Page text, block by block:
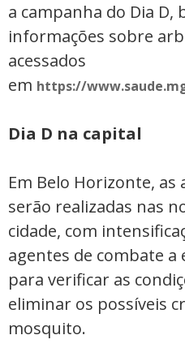
a campanha do Dia D,
informações sobre
acessados
em https://
Dia D na capital
Em Belo Horizonte, as
serão realizadas nas
cidade, com
agentes de combate a
para verificar as
eliminar os possíveis
mosquito.